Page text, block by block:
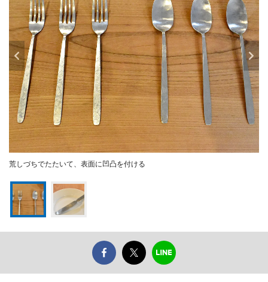
荒しづちでたたいて、表面に凹凸を付ける